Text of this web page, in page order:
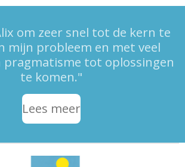
om zeer snel tot de kern te
mijn probleem en met veel
pragmatisme tot oplossingen
te komen."
Lees meer